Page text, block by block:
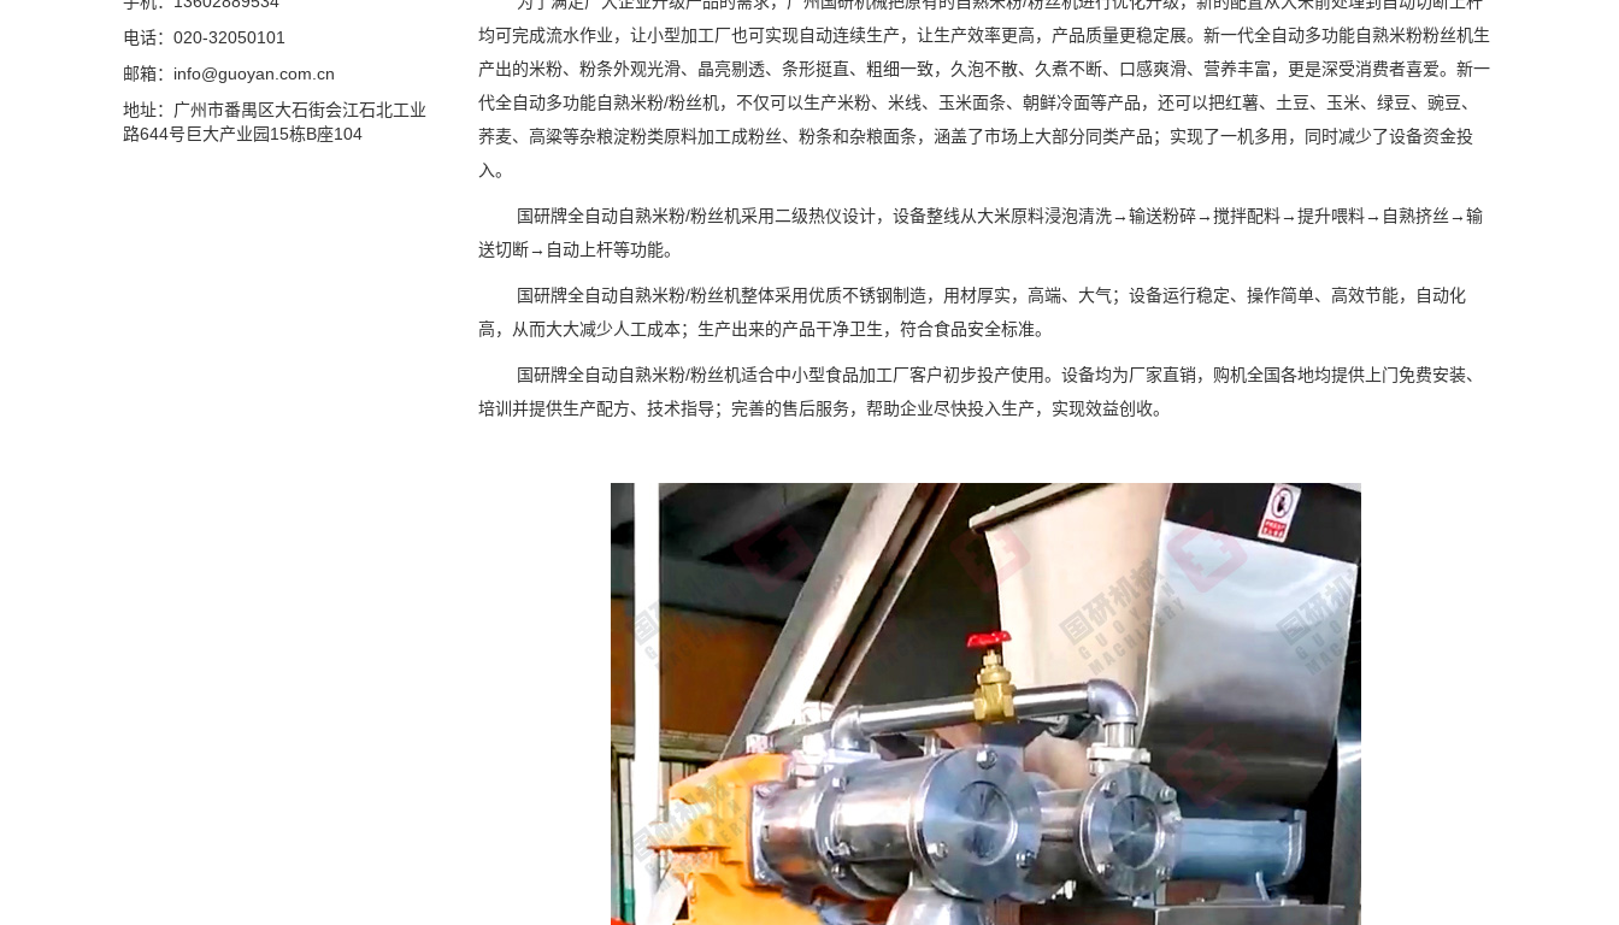
均可完成流水作业，让小型加工厂也可实现自动连续生产，让生产效率更高，产品质量更稳定展。新一代全自动多功能自熟米粉粉丝机生
产出的米粉、粉条外观光滑、晶亮剔透、条形挺直、粗细一致，久泡不散、久煮不断、口感爽滑、营养丰富，更是深受消费者喜爱。新一
代全自动多功能自熟米粉/粉丝机，不仅可以生产米粉、米线、玉米面条、朝鲜冷面等产品，还可以把红薯、土豆、玉米、绿豆、豌豆、
荞麦、高粱等杂粮淀粉类原料加工成粉丝、粉条和杂粮面条，涵盖了市场上大部分同类产品；实现了一机多用，同时减少了设备资金投
入。
国研牌全自动自熟米粉/粉丝机采用二级热仪设计，设备整线从大米原料浸泡清洗→输送粉碎→搅拌配料→提升喂料→自熟挤丝→输
送切断→自动上杆等功能。
国研牌全自动自熟米粉/粉丝机整体采用优质不锈钢制造，用材厚实，高端、大气；设备运行稳定、操作简单、高效节能，自动化
高，从而大大减少人工成本；生产出来的产品干净卫生，符合食品安全标准。
国研牌全自动自熟米粉/粉丝机适合中小型食品加工厂客户初步投产使用。设备均为厂家直销，购机全国各地均提供上门免费安装、
培训并提供生产配方、技术指导；完善的售后服务，帮助企业尽快投入生产，实现效益创收。
电话：020-32050101
邮箱：info@guoyan.com.cn
地址：广州市番禺区大石街会江石北工业
路644号巨大产业园15栋B座104